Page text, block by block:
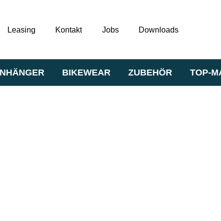
Leasing Kontakt Jobs Downloads
BIKEWEAR ZUBEHÖR TOP-